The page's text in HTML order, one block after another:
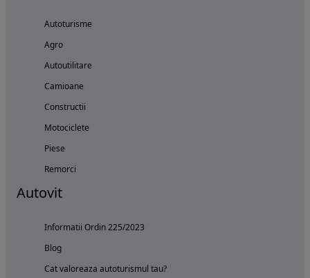
Autoturisme
Agro
Autoutilitare
Camioane
Constructii
Motociclete
Piese
Remorci
Autovit
Informatii Ordin 225/2023
Blog
Cat valoreaza autoturismul tau?